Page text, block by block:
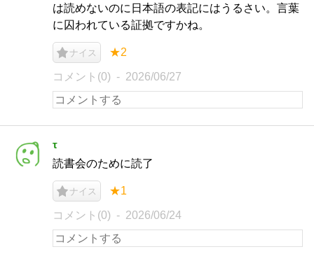
は読めないのに日本語の表記にはうるさい。言葉
に囚われている証拠ですかね。
ナイス ★2
コメント(0) 2026/06/27
τ
読書会のために読了
ナイス ★1
コメント(0) 2026/06/24